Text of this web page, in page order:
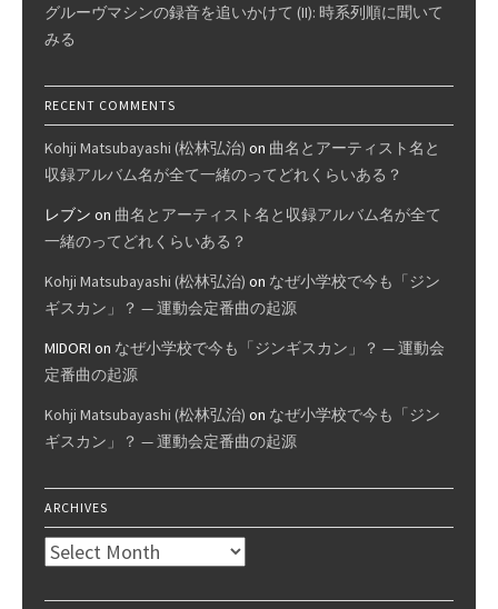
グルーヴマシンの録音を追いかけて (II): 時系列順に聞いて
みる
RECENT COMMENTS
Kohji Matsubayashi (松林弘治) on 曲名とアーティスト名と
収録アルバム名が全て一緒のってどれくらいある？
レブン on 曲名とアーティスト名と収録アルバム名が全て
一緒のってどれくらいある？
Kohji Matsubayashi (松林弘治) on なぜ小学校で今も「ジン
ギスカン」？ — 運動会定番曲の起源
MIDORI on なぜ小学校で今も「ジンギスカン」？ — 運動会
定番曲の起源
Kohji Matsubayashi (松林弘治) on なぜ小学校で今も「ジン
ギスカン」？ — 運動会定番曲の起源
ARCHIVES
Archives